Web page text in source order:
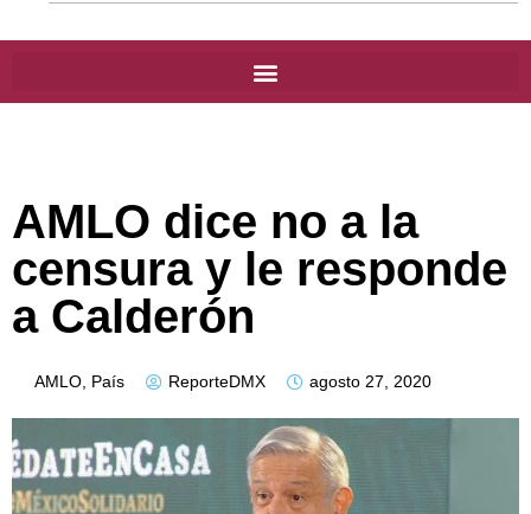
AMLO dice no a la
censura y le responde
a Calderón
AMLO País ReporteDMX agosto 27, 2020